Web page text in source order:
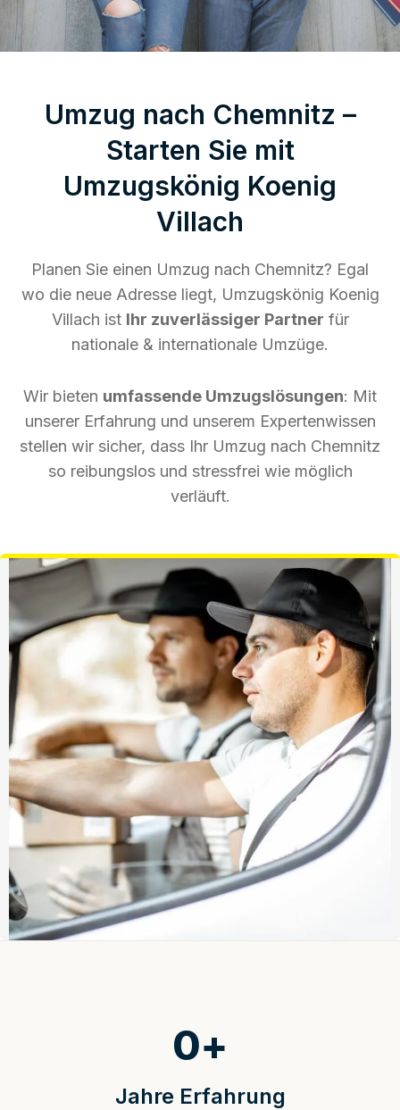
Umzug nach Chemnitz –
Starten Sie mit
Umzugskönig Koenig
Villach
Planen Sie einen Umzug nach Chemnitz? Egal
wo die neue Adresse liegt, Umzugskönig Koenig
Villach ist Ihr zuverlässiger Partner für
nationale & internationale Umzüge.
Wir bieten umfassende Umzugslösungen: Mit
unserer Erfahrung und unserem Expertenwissen
stellen wir sicher, dass Ihr Umzug nach Chemnitz
so reibungslos und stressfrei wie möglich
verläuft.
Jahre Erfahrung
0+